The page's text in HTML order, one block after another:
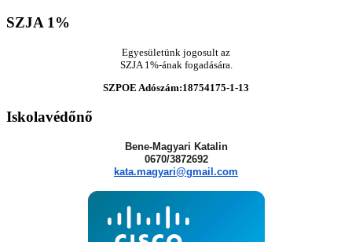
SZJA 1%
Egyesületünk jogosult az
SZJA 1%-ának fogadására.
SZPOE Adószám:18754175-1-13
Iskolavédőnő
Bene-Magyari Katalin
0670/3872692
kata.magyari@gmail.com